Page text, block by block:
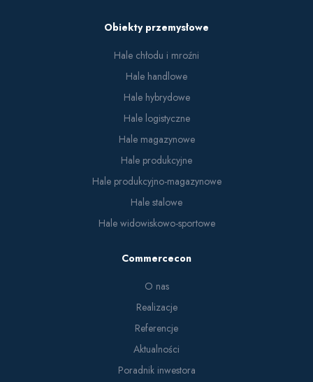
Obiekty przemysłowe
Hale chłodu i mroźni
Hale handlowe
Hale hybrydowe
Hale logistyczne
Hale magazynowe
Hale produkcyjne
Hale produkcyjno-magazynowe
Hale stalowe
Hale widowiskowo-sportowe
Commercecon
O nas
Realizacje
Referencje
Aktualności
Poradnik inwestora